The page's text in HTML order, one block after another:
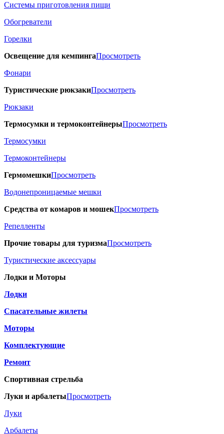
Системы приготовления пищи
Обогреватели
Горелки
Освещение для кемпингаПросмотреть
Фонари
Туристические рюкзакиПросмотреть
Рюкзаки
Термосумки и термоконтейнерыПросмотреть
Термосумки
Термоконтейнеры
ГермомешкиПросмотреть
Водонепроницаемые мешки
Средства от комаров и мошекПросмотреть
Репелленты
Прочие товары для туризмаПросмотреть
Туристические аксессуары
Лодки и Моторы
Лодки
Спасательные жилеты
Моторы
Комплектующие
Ремонт
Спортивная стрельба
Луки и арбалетыПросмотреть
Луки
Арбалеты